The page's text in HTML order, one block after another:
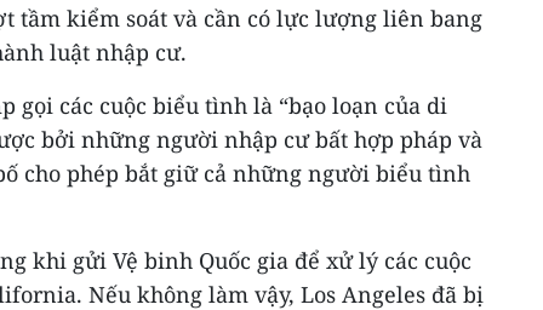
tầm kiểm soát và cần có lực lượng liên bang
luật nhập cư.
gọi các cuộc biểu tình là “bạo loạn của di
bởi những người nhập cư bất hợp pháp và
cho phép bắt giữ cả những người biểu tình
khi gửi Vệ binh Quốc gia để xử lý các cuộc
Nếu không làm vậy, Los Angeles đã bị